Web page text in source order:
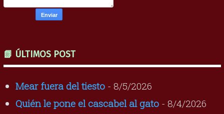
📗 ÚLTIMOS POST
Mear fuera del tiesto- 8/5/2026
Quién le pone el cascabel al gato- 8/4/2026